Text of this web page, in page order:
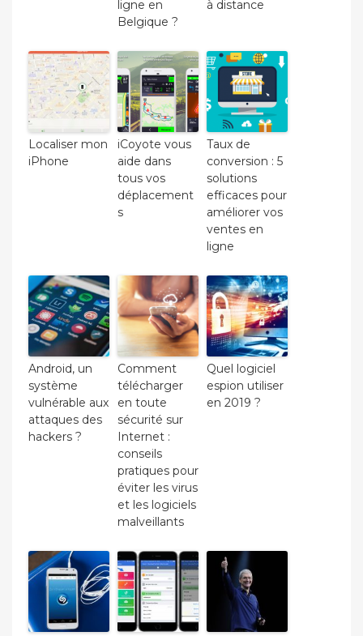
ligne en
Belgique ?
à distance
Localiser mon
iPhone
iCoyote vous
aide dans
tous vos
déplacement
s
Taux de
conversion : 5
solutions
efficaces pour
améliorer vos
ventes en
ligne
Android, un
système
vulnérable aux
attaques des
hackers ?
Comment
télécharger
en toute
sécurité sur
Internet :
conseils
pratiques pour
éviter les virus
et les logiciels
malveillants
Quel logiciel
espion utiliser
en 2019 ?